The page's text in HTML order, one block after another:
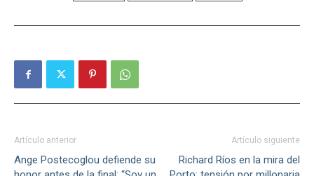
Artículo anterior
Ange Postecoglou defiende su
Artículo siguiente
Richard Ríos en la mira del